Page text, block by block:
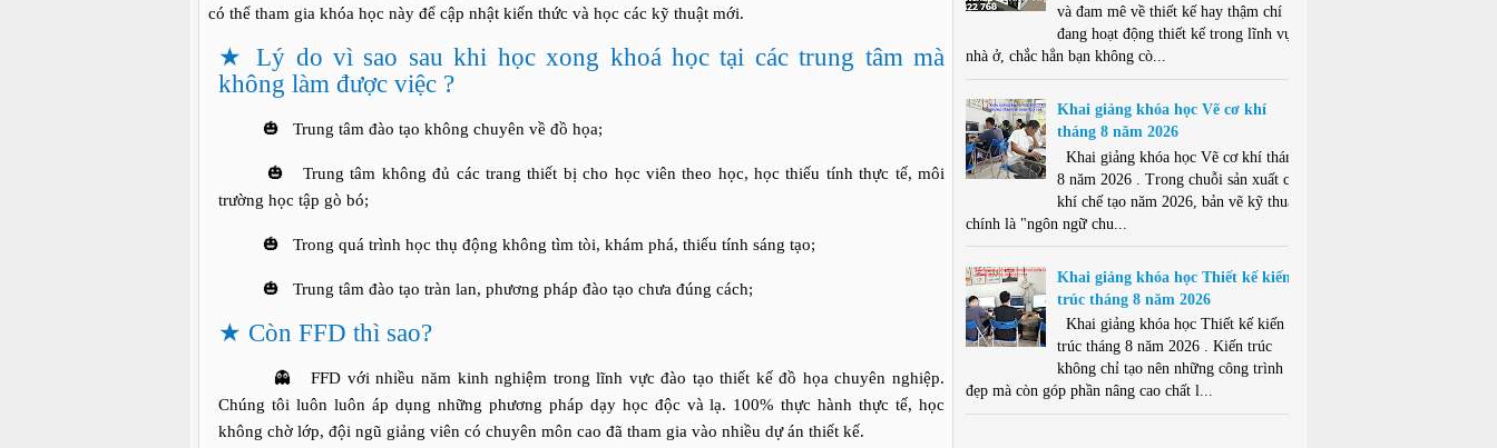
có thể tham gia khóa học này để cập nhật kiến thức và học các kỹ thuật mới.
★ Lý do vì sao sau khi học xong khoá học tại các trung tâm mà
không làm được việc ?
🎃 Trung tâm đào tạo không chuyên về đồ họa;
🎃 Trung tâm không đủ các trang thiết bị cho học viên theo học, học thiếu tính thực tế, môi
trường học tập gò bó;
🎃 Trong quá trình học thụ động không tìm tòi, khám phá, thiếu tính sáng tạo;
🎃 Trung tâm đào tạo tràn lan, phương pháp đào tạo chưa đúng cách;
★ Còn FFD thì sao?
👻 FFD với nhiều năm kinh nghiệm trong lĩnh vực đào tạo thiết kế đồ họa chuyên nghiệp.
Chúng tôi luôn luôn áp dụng những phương pháp dạy học độc và lạ. 100% thực hành thực tế, học
không chờ lớp, đội ngũ giảng viên có chuyên môn cao đã tham gia vào nhiều dự án thiết kế.
và đam mê về thiết kế hay thậm chí
đang hoạt động thiết kế trong lĩnh vực
nhà ở, chắc hẳn bạn không cò...
Khai giảng khóa học Vẽ cơ khí
tháng 8 năm 2026
Khai giảng khóa học Vẽ cơ khí tháng
8 năm 2026 . Trong chuỗi sản xuất cơ
khí chế tạo năm 2026, bản vẽ kỹ thuật
chính là "ngôn ngữ chu...
Khai giảng khóa học Thiết kế kiến
trúc tháng 8 năm 2026
Khai giảng khóa học Thiết kế kiến
trúc tháng 8 năm 2026 . Kiến trúc
không chỉ tạo nên những công trình
đẹp mà còn góp phần nâng cao chất l...